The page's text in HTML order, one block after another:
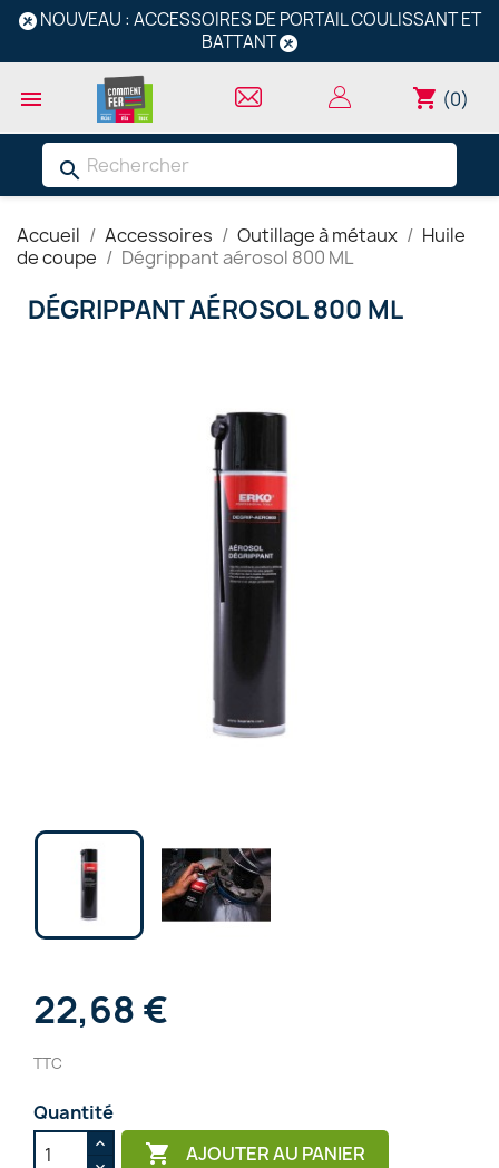
NOUVEAU : ACCESSOIRES DE PORTAIL COULISSANT ET
BATTANT
 shopping_cart (0)
search
Accueil Accessoires Outillage à métaux
Huile
de coupe
Dégrippant aérosol 800 ML
DÉGRIPPANT AÉROSOL 800 ML
22,68 €
TTC
Quantité
 AJOUTER AU PANIER